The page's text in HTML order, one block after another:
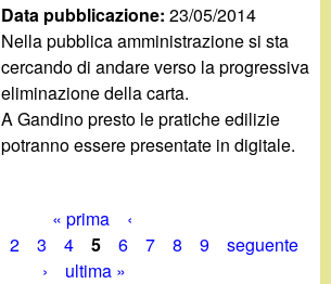
Data pubblicazione:23/05/2014
Nella pubblica amministrazione si sta
cercando di andare verso la progressiva
eliminazione della carta.
A Gandino presto le pratiche edilizie
potranno essere presentate in digitale.
« prima
‹
2 3 4 5 6 7 8 9
seguente
›
ultima »